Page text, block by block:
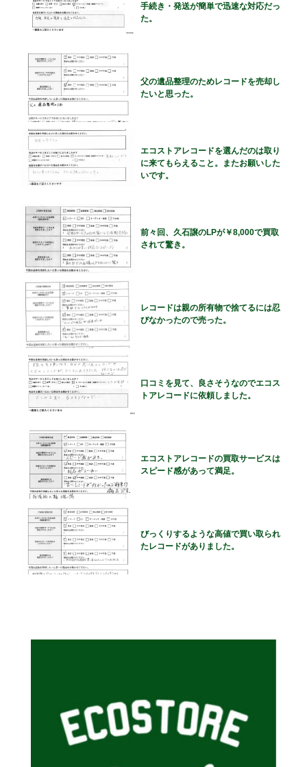
手続き・発送が簡単で迅速な対応だっ
た。
父の遺品整理のためレコードを売却し
たいと思った。
エコストアレコードを選んだのは取り
に来てもらえること。またお願いした
いです。
前々回、久石譲のLPが￥8,000で買取
されて驚き。
レコードは親の所有物で捨てるには忍
びなかったので売った。
口コミを見て、良さそうなのでエコス
トアレコードに依頼しました。
エコストアレコードの買取サービスは
スピード感があって満足。
びっくりするような高値で買い取られ
たレコードがありました。